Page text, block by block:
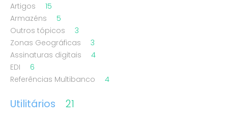
Artigos
15
Armazéns
5
Outros tópicos
3
Zonas Geográficas
3
Assinaturas digitais
4
EDI
6
Referências Multibanco
4
Utilitários
21